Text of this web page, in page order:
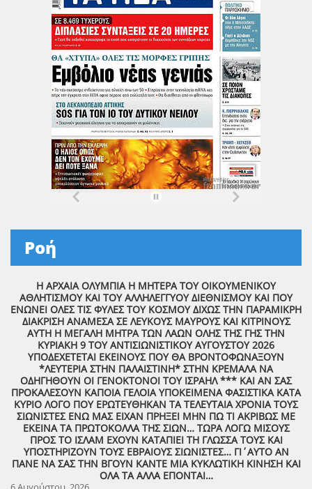
Ροή
Η ΑΡΧΑΙΑ ΟΛΥΜΠΙΑ Η ΜΗΤΕΡΑ ΤΟΥ ΟΙΚΟΥΜΕΝΙΚΟΥ
ΑΘΛΗΤΙΣΜΟΥ ΚΑΙ ΤΟΥ ΑΛΛΗΛΕΓΓΥΟΥ ΔΙΕΘΝΙΣΜΟΥ ΚΑΙ ΠΟΥ
ΕΝΩΝΕΙ ΟΛΕΣ ΤΙΣ ΦΥΛΕΣ ΤΟΥ ΚΟΣΜΟΥ ΔΙΧΩΣ ΤΗΝ ΠΑΡΑΜΙΚΡΗ
ΔΙΑΚΡΙΣΗ ΑΝΑΜΕΣΑ ΣΕ ΛΕΥΚΟΥΣ ΜΑΥΡΟΥΣ ΚΑΙ ΚΙΤΡΙΝΟΥΣ
ΑΥΤΗ Η ΜΕΓΑΛΗ ΜΗΤΡΑ ΤΩΝ ΛΑΩΝ ΟΛΗΣ ΤΗΣ ΓΗΣ ΤΗΝ
ΚΥΡΙΑΚΗ 9 ΤΟΥ ΑΝΤΙΣΙΩΝΙΣΤΙΚΟΥ ΑΥΓΟΥΣΤΟΥ 2026
ΥΠΟΔΕΧΕΤΕΤΑΙ ΕΚΕΙΝΟΥΣ ΠΟΥ ΘΑ ΒΡΟΝΤΟΦΩΝΑΞΟΥΝ
*ΛΕΥΤΕΡΙΑ ΣΤΗΝ ΠΑΛΑΙΣΤΙΝΗ* ΣΤΗΝ ΚΡΕΜΑΛΑ ΝΑ
ΟΔΗΓΗΘΟΥΝ ΟΙ ΓΕΝΟΚΤΟΝΟΙ ΤΟΥ ΙΣΡΑΗΛ *** ΚΑΙ ΑΝ ΣΑΣ
ΠΡΟΚΑΛΕΣΟΥΝ ΚΑΠΟΙΑ ΓΕΛΟΙΑ ΥΠΟΚΕΙΜΕΝΑ ΦΑΣΙΣΤΙΚΑ ΚΑΤΑ
ΚΥΡΙΟ ΛΟΓΟ ΠΟΥ ΕΡΩΤΕΥΘΗΚΑΝ ΤΑ ΤΕΛΕΥΤΑΙΑ ΧΡΟΝΙΑ ΤΟΥΣ
ΣΙΩΝΙΣΤΕΣ ΕΝΩ ΜΑΣ ΕΙΧΑΝ ΠΡΗΞΕΙ ΜΗΝ ΠΩ ΤΙ ΑΚΡΙΒΩΣ ΜΕ
ΕΚΕΙΝΑ ΤΑ ΠΡΩΤΟΚΟΛΛΑ ΤΗΣ ΣΙΩΝ… ΤΩΡΑ ΛΟΓΩ ΜΙΣΟΥΣ
ΠΡΟΣ ΤΟ ΙΣΛΑΜ ΕΧΟΥΝ ΚΑΤΑΠΙΕΙ ΤΗ ΓΛΩΣΣΑ ΤΟΥΣ ΚΑΙ
ΥΠΟΣΤΗΡΙΖΟΥΝ ΤΟΥΣ ΕΒΡΑΙΟΥΣ ΣΙΩΝΙΣΤΕΣ… ΓΙ΄ΑΥΤΟ ΑΝ
ΠΑΝΕ ΝΑ ΣΑΣ ΤΗΝ ΒΓΟΥΝ ΚΑΝΤΕ ΜΙΑ ΚΥΚΛΩΤΙΚΗ ΚΙΝΗΣΗ ΚΑΙ
ΟΛΑ ΤΑ ΑΛΛΑ ΕΠΟΝΤΑΙ…